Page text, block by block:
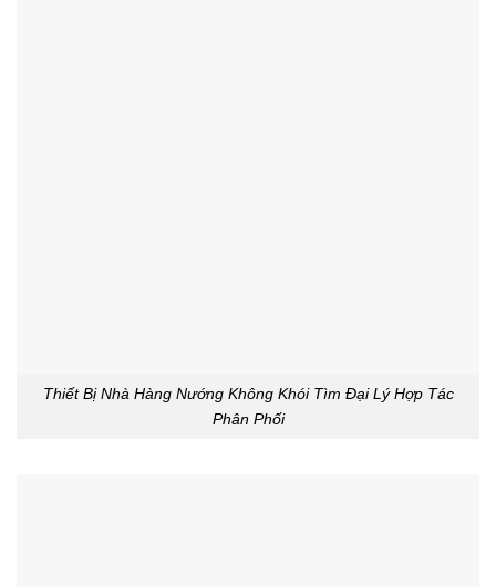
Thiết Bị Nhà Hàng Nướng Không Khói Tìm Đại Lý Hợp Tác
Phân Phối